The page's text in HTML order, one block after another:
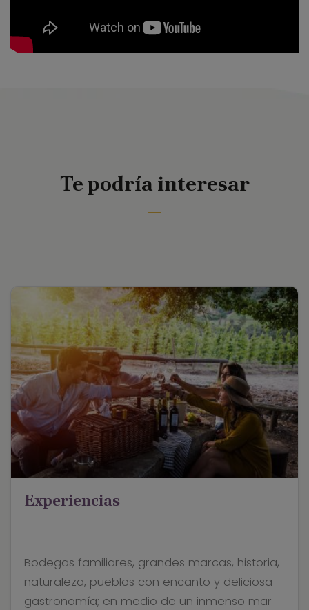
Te podría interesar
Experiencias
Bodegas familiares, grandes marcas, historia,
naturaleza, pueblos con encanto y deliciosa
gastronomía; en medio de un inmenso mar